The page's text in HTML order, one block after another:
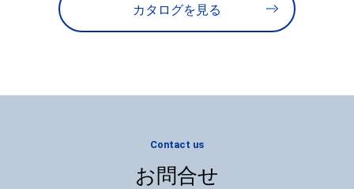
カタログを見る
Contact us
お問合せ